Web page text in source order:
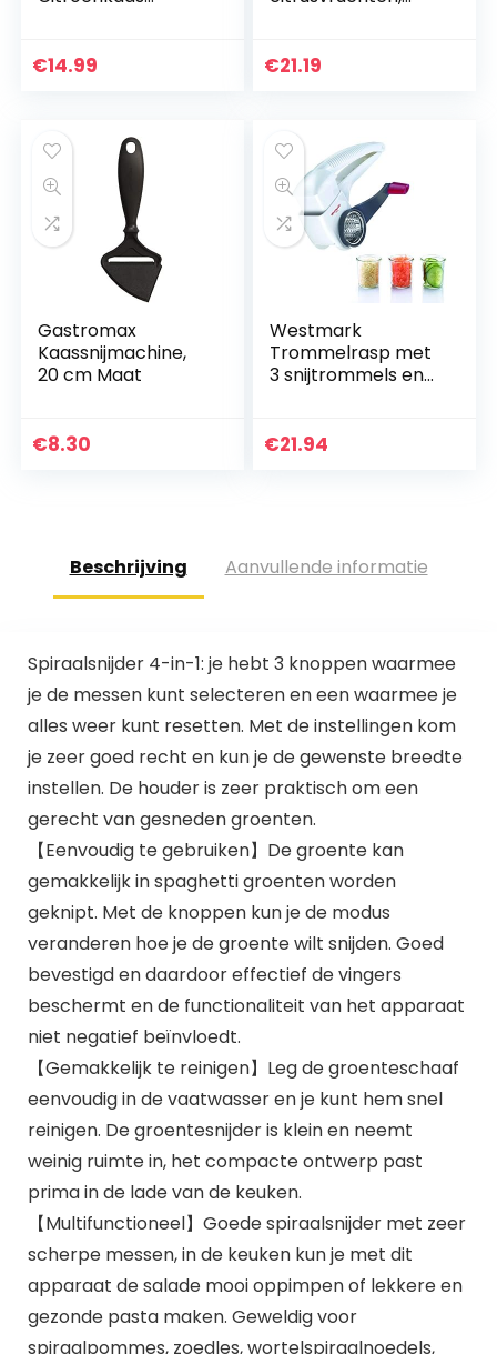
Chocolade
€14.99
chocolade,
€21.19
Gastromax
Kaassnijmachine,
20 cm Maat
€8.30
Westmark
Trommelrasp met
3 snijtrommels en
staal/kunststof,
€21.94
Beschrijving Aanvullende informatie
Spiraalsnijder 4-in-1: je hebt 3 knoppen waarmee
je de messen kunt selecteren en een waarmee je
alles weer kunt resetten. Met de instellingen kom
je zeer goed recht en kun je de gewenste breedte
instellen. De houder is zeer praktisch om een
gerecht van gesneden groenten.
【Eenvoudig te gebruiken】De groente kan
gemakkelijk in spaghetti groenten worden
geknipt. Met de knoppen kun je de modus
veranderen hoe je de groente wilt snijden. Goed
bevestigd en daardoor effectief de vingers
beschermt en de functionaliteit van het apparaat
niet negatief beïnvloedt.
【Gemakkelijk te reinigen】Leg de groenteschaaf
eenvoudig in de vaatwasser en je kunt hem snel
reinigen. De groentesnijder is klein en neemt
weinig ruimte in, het compacte ontwerp past
prima in de lade van de keuken.
【Multifunctioneel】Goede spiraalsnijder met zeer
scherpe messen, in de keuken kun je met dit
apparaat de salade mooi oppimpen of lekkere en
gezonde pasta maken. Geweldig voor
spiraalpommes, zoedles, wortelspiraalnoedels,